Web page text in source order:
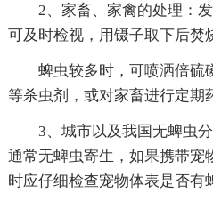
2、家畜、家禽的处理：
可及时检视，用镊子取下后焚
蜱虫较多时，可喷洒倍硫
等杀虫剂，或对家畜进行定期
3、城市以及我国无蜱虫
通常无蜱虫寄生，如果携带宠
时应仔细检查宠物体表是否有